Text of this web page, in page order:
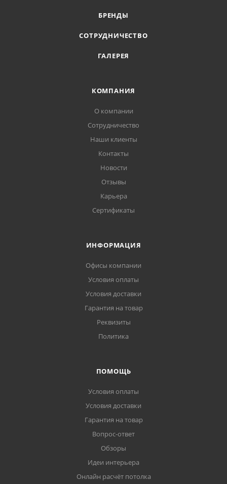
БРЕНДЫ
СОТРУДНИЧЕСТВО
ГАЛЕРЕЯ
КОМПАНИЯ
О компании
Сотрудничество
Наши клиенты
Контакты
Новости
Отзывы
Карьера
Сертификаты
ИНФОРМАЦИЯ
Офисы компании
Условия оплаты
Условия доставки
Гарантия на товар
Реквизиты
Политика
ПОМОЩЬ
Условия оплаты
Условия доставки
Гарантия на товар
Вопрос-ответ
Обзоры
Идеи интерьера
Онлайн расчёт потолка